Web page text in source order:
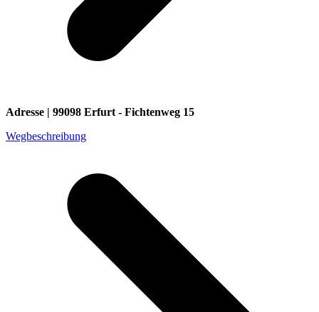
Adresse | 99098 Erfurt - Fichtenweg 15
Wegbeschreibung